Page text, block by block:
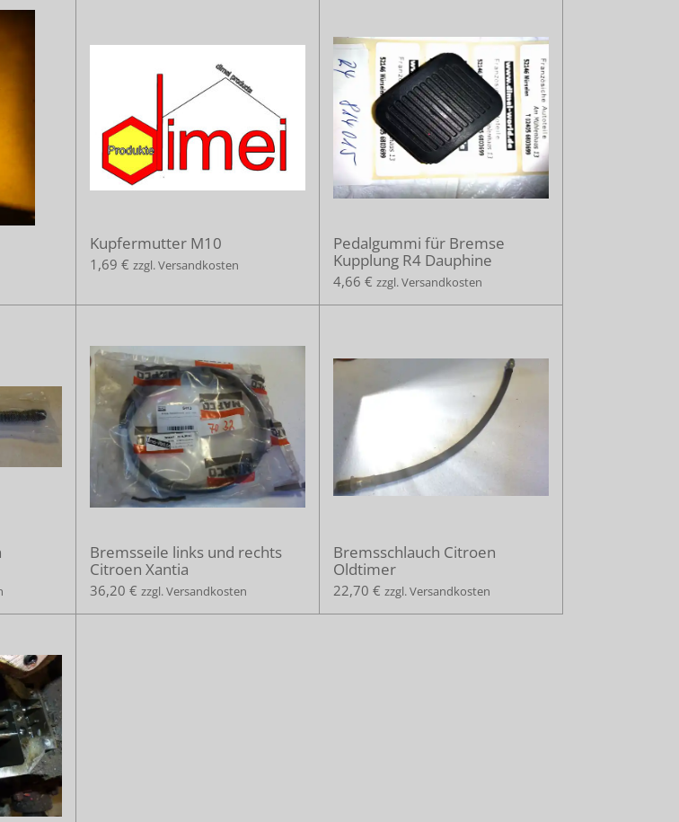
Kupfermutter M10
1,69 € zzgl. Versandkosten
Pedalgummi für Bremse
Kupplung R4 Dauphine
4,66 € zzgl. Versandkosten
Bremsseile links und rechts
Citroen Xantia
36,20 € zzgl. Versandkosten
Bremsschlauch Citroen
Oldtimer
22,70 € zzgl. Versandkosten